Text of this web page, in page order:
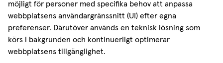
möjligt för personer med specifika behov att anpassa
webbplatsens användargränssnitt (UI) efter egna
preferenser. Därutöver används en teknisk lösning som
körs i bakgrunden och kontinuerligt optimerar
webbplatsens tillgänglighet.